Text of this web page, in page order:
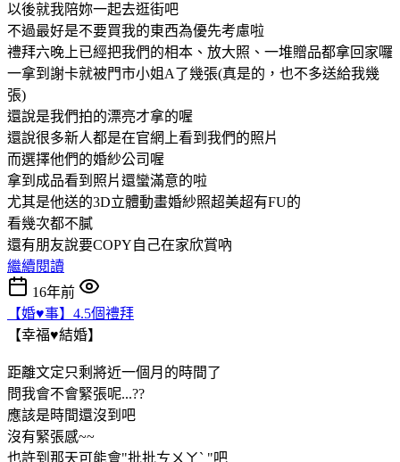
以後就我陪妳一起去逛街吧
不過最好是不要買我的東西為優先考慮啦
禮拜六晚上已經把我們的相本、放大照、一堆贈品都拿回家囉
一拿到謝卡就被門市小姐A了幾張(真是的，也不多送給我幾
張)
還說是我們拍的漂亮才拿的喔
還說很多新人都是在官網上看到我們的照片
而選擇他們的婚紗公司喔
拿到成品看到照片還蠻滿意的啦
尤其是他送的3D立體動畫婚紗照超美超有FU的
看幾次都不膩
還有朋友說要COPY自己在家欣賞吶
繼續閱讀
16年前
【婚♥事】4.5個禮拜
【幸福♥結婚】
距離文定只剩將近一個月的時間了
問我會不會緊張呢...??
應該是時間還沒到吧
沒有緊張感~~
也許到那天可能會"批批ㄘㄨㄚˋ "吧